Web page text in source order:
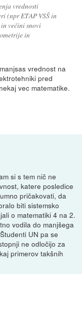
vrednosti
(npr ETAP VSŠ in
večini snovi
in
vrednost na
pred
vec matematike.
si s tem nič ne
katere posledice
pričakovati, da
biti sistemsko
o matematiki 4 na 2.
vodila do manjšega
UN pa se
ne odločijo za
primerov takšnih